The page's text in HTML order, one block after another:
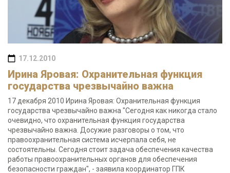
17.12.2010
Ирина Яровая: Охранительная функция
государства чрезвычайно важна
17 декабря 2010 Ирина Яровая: Охранительная функция
государства чрезвычайно важна "Сегодня как никогда стало
очевидно, что охранительная функция государства
чрезвычайно важна. Досужие разговоры о том, что
правоохранительная система исчерпала себя, не
состоятельны. Сегодня стоит задача обеспечения качества
работы правоохранительных органов для обеспечения
безопасности граждан", - заявила координатор ГПК